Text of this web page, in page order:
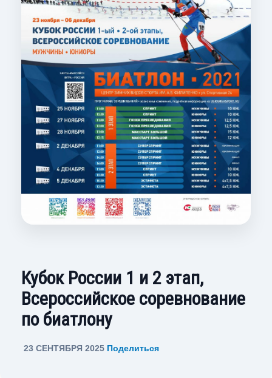
Кубок России 1 и 2 этап,
Всероссийское соревнование
по биатлону
23 СЕНТЯБРЯ 2025 Поделиться